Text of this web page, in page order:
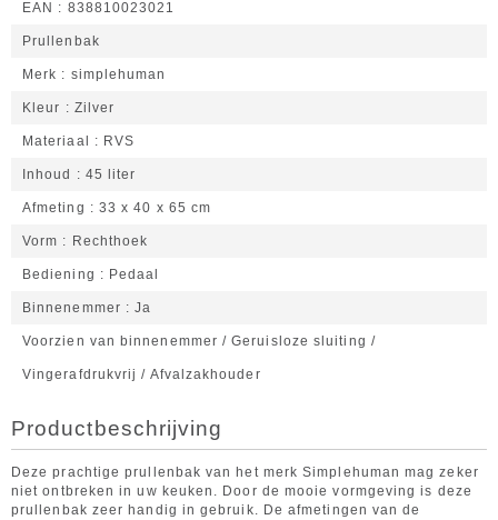
EAN 838810023021
Prullenbak
Merk simplehuman
Kleur Zilver
Materiaal RVS
Inhoud 45 liter
Afmeting 33 x 40 x 65 cm
Vorm Rechthoek
Bediening Pedaal
Binnenemmer Ja
Voorzien van binnenemmer / Geruisloze sluiting /
Vingerafdrukvrij / Afvalzakhouder
Productbeschrijving
Deze prachtige prullenbak van het merk Simplehuman mag zeker
niet ontbreken in uw keuken. Door de mooie vormgeving is deze
prullenbak zeer handig in gebruik. De afmetingen van de